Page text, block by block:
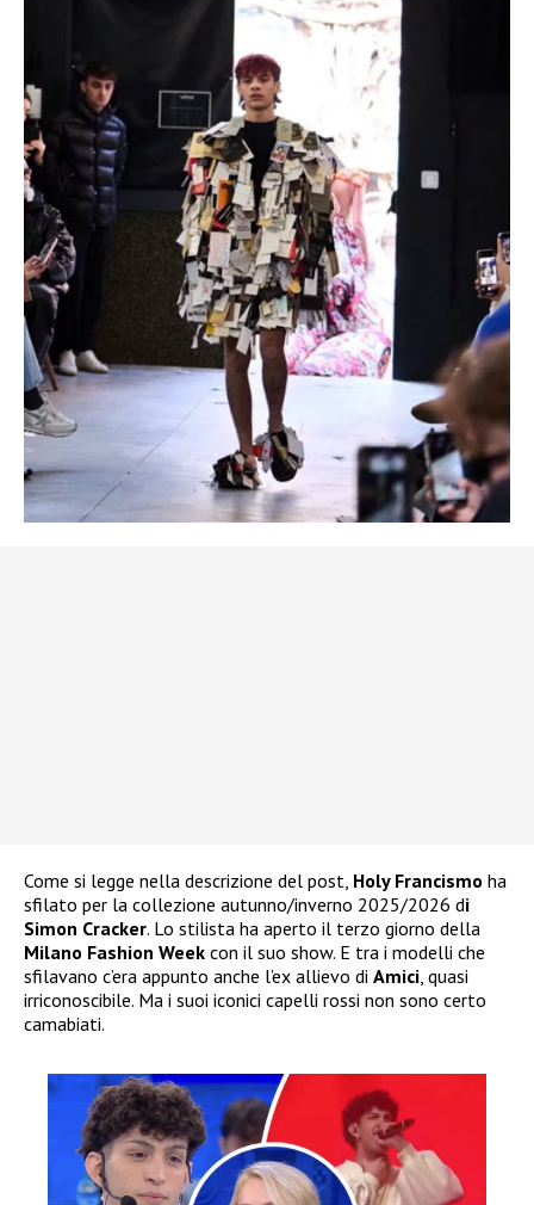
Come si legge nella descrizione del post, Holy Francismo ha
sfilato per la collezione autunno/inverno 2025/2026 di
Simon Cracker. Lo stilista ha aperto il terzo giorno della
Milano Fashion Week con il suo show. E tra i modelli che
sfilavano c’era appunto anche l’ex allievo di Amici, quasi
irriconoscibile. Ma i suoi iconici capelli rossi non sono certo
camabiati.